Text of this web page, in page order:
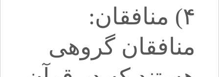
۴) منافقان:
منافقان گروهی